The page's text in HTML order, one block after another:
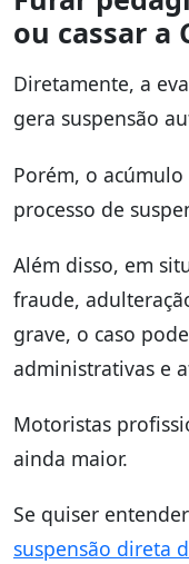
ou cassar a
Diretamente, a
gera suspensão
Porém, o
processo de
Além disso, em
fraude,
grave, o caso
administrativas e
Motoristas
ainda maior.
Se quiser
suspensão direta